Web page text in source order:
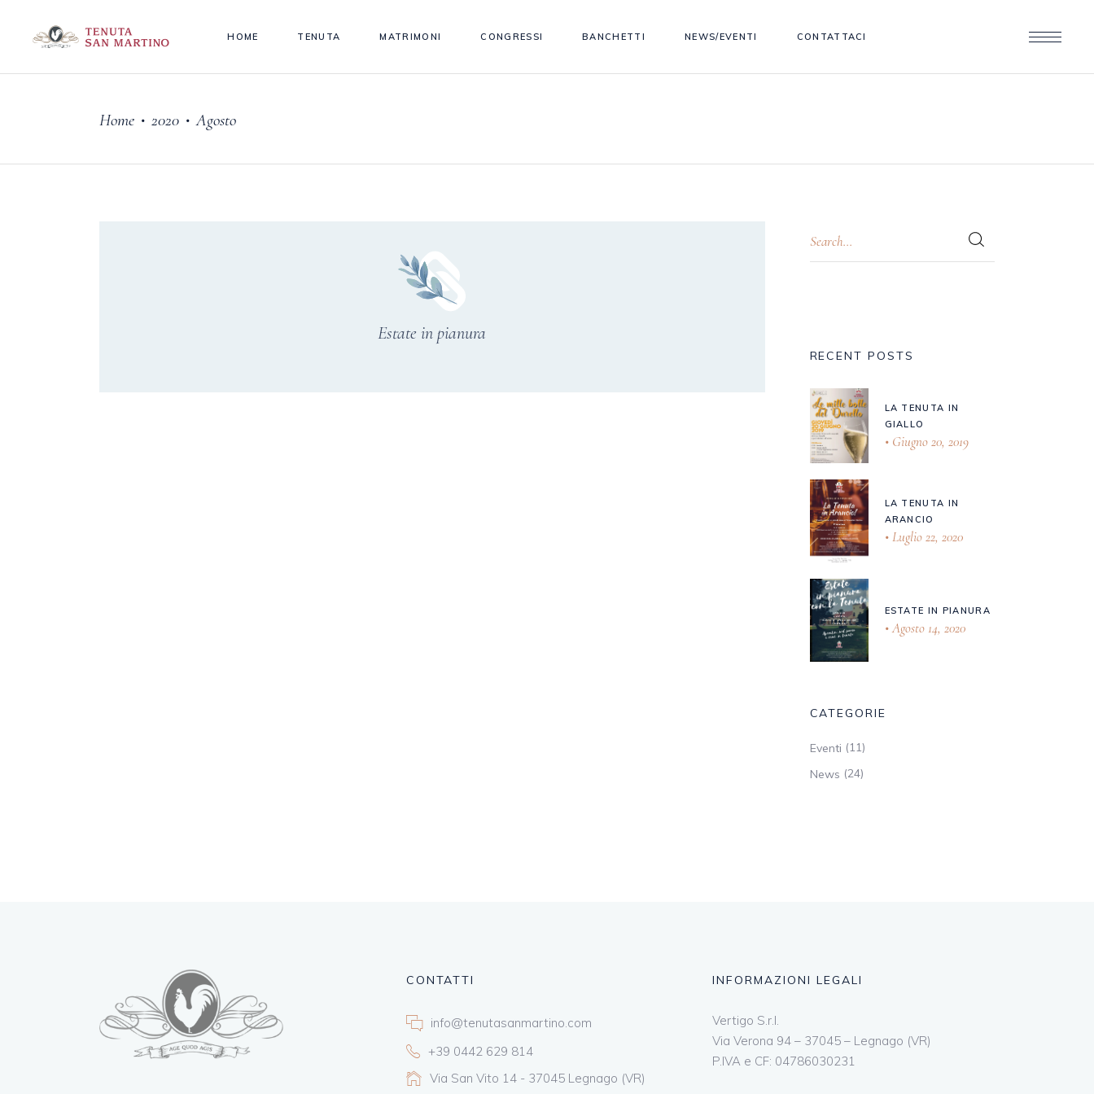
HOME TENUTA MATRIMONI CONGRESSI BANCHETTI NEWS/EVENTI CONTATTACI
Home • 2020 • Agosto
Estate in pianura
RECENT POSTS
LA TENUTA IN
GIALLO
Giugno 20, 2019
LA TENUTA IN
ARANCIO
Luglio 22, 2020
ESTATE IN PIANURA
Agosto 14, 2020
CATEGORIE
Eventi (11)
News (24)
CONTATTI
info@tenutasanmartino.com
+39 0442 629 814
Via San Vito 14 - 37045 Legnago (VR)
INFORMAZIONI LEGALI
Vertigo S.r.l.
Via Verona 94 – 37045 – Legnago (VR)
P.IVA e CF: 04786030231